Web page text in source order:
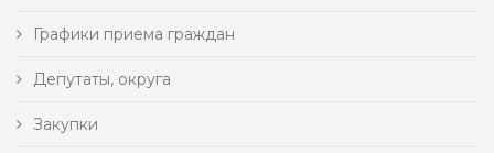
Графики приема граждан
Депутаты, округа
Закупки